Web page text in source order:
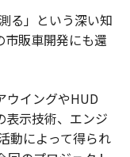
る」という深い知
市販車開発にも還
ウイングやHUD
表示技術、エンジ
動によって得られ